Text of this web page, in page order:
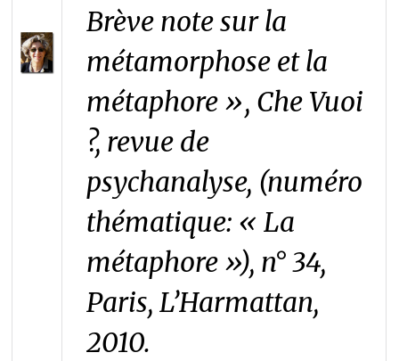
Brève note sur la
métamorphose et la
métaphore », Che Vuoi
?, revue de
psychanalyse, (numéro
thématique: « La
métaphore »), n° 34,
Paris, L’Harmattan,
2010.